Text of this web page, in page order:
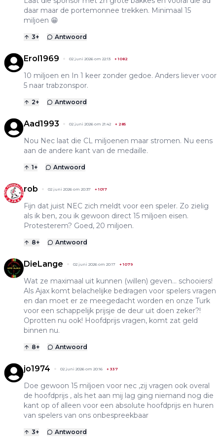
daar maar de portemonnee trekken. Minimaal 15
miljoen 😁
3+ Antwoord
Erol1969 02 juni 2026 om 22:13 +1082
10 miljoen en In 1 keer zonder gedoe. Anders liever voor
5 naar trabzonspor.
2+ Antwoord
Aad1993 02 juni 2026 om 21:42 + 285
Nou Nec laat die CL miljoenen maar stromen. Nu eens
aan de andere kant van de medaille.
1+ Antwoord
rob 02 juni 2026 om 20:37 +1017
Fijn dat juist NEC zich meldt voor een speler. Zo zielig
als ik ben, zou ik gewoon direct 15 miljoen eisen.
Protesterem? Goed, 20 miljoen.
8+ Antwoord
DieLange 02 juni 2026 om 20:17 +1079
Wat ze maximaal uit kunnen (willen) geven… schooiers!
Als Ajax komt belachelijke bedragen voor spelers vragen
en dan moet er ze meegedacht worden en onze Turk
voor een schappelijk prijsje de deur uit doen zeker?!
Oprotten nu ook! Hoofdprijs vragen, komt zat geld
binnen nu.
8+ Antwoord
jo1974 02 juni 2026 om 20:16 + 337
Doe gewoon 15 miljoen voor nec ,zij vragen ook overal
de hoofdprijs , als het aan mij lag ging niemand nog die
kant op of alleen voor een absolute hoofdprijs en huren
van spelers van ons onbespreekbaar
3+ Antwoord